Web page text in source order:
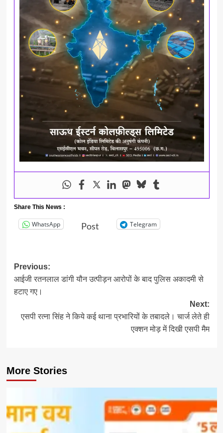
Share This News :
WhatsApp Post Telegram
Post
navigation
Previous:
आईजी रतनलाल डांगी यौन उत्पीड़न आरोपों के बाद पुलिस अकादमी से
हटाए गए।
Next:
एसपी रत्ना सिंह ने किये कई थाना प्रभारियों के तबादले। चार्ज लेते ही
एक्शन मोड़ में दिखी एसपी मैम
More Stories